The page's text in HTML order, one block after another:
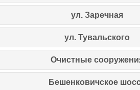
ул. Заречная
ул. Тувальского
Очистные
Бешенковичское